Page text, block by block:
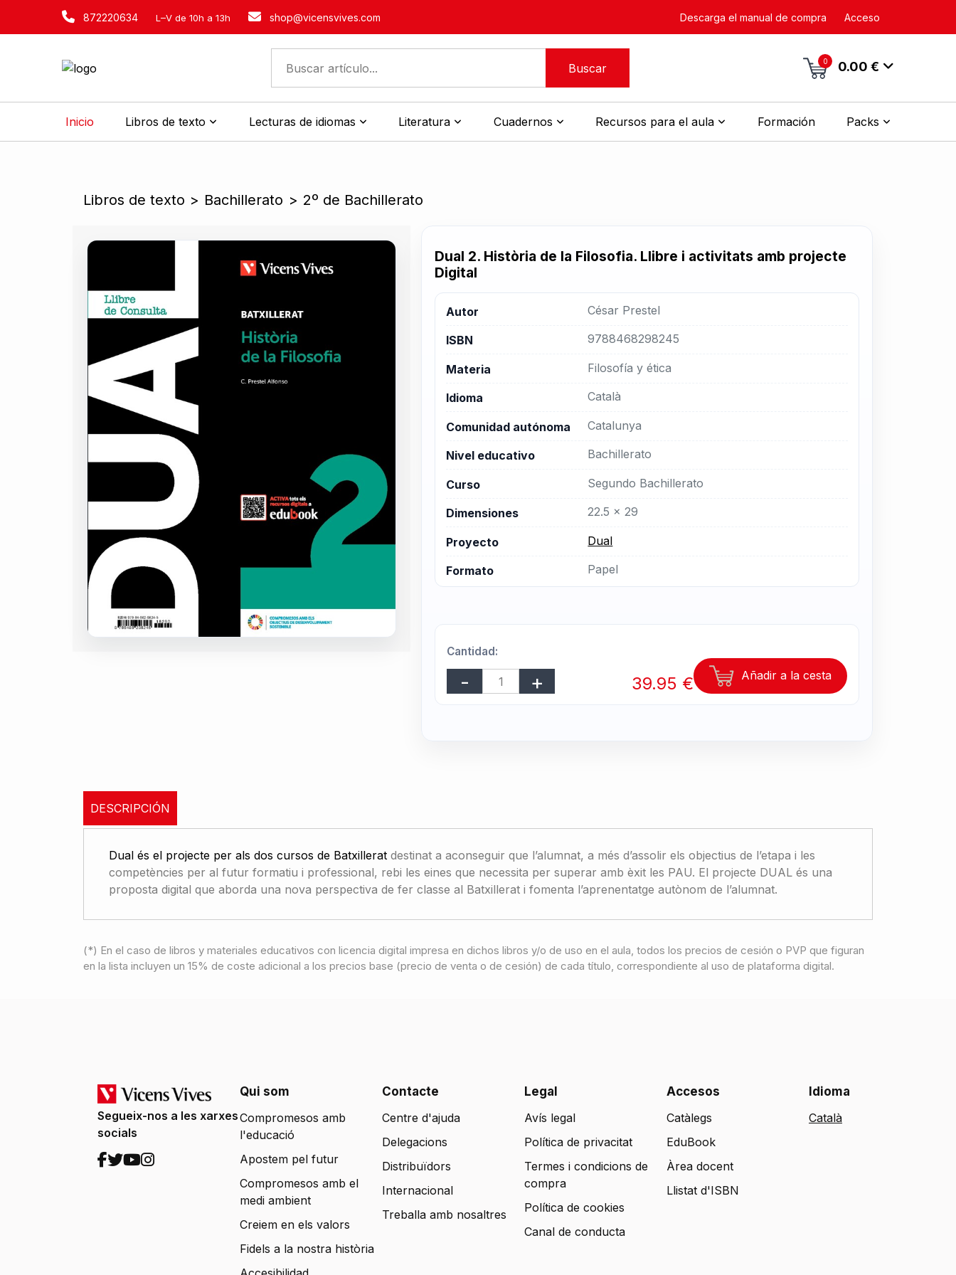
872220634 L–V de 10h a 13h shop@vicensvives.com Descarga el manual de compra Acceso
Buscar 0 0.00 €
Inicio Libros de texto Lecturas de idiomas Literatura Cuadernos Recursos para el aula Formación Packs
Libros de texto > Bachillerato > 2º de Bachillerato
Dual 2. Història de la Filosofia. Llibre i activitats amb projecte
Digital
Autor César Prestel
ISBN 9788468298245
Materia Filosofía y ética
Idioma Català
Comunidad autónoma Catalunya
Nivel educativo Bachillerato
Curso Segundo Bachillerato
Dimensiones 22.5 x 29
Proyecto Dual
Formato Papel
Cantidad:
39.95 € Añadir a la cesta
DESCRIPCIÓN
Dual és el projecte per als dos cursos de Batxillerat destinat a aconseguir que l’alumnat, a més d’assolir els objectius de l’etapa i les
competències per al futur formatiu i professional, rebi les eines que necessita per superar amb èxit les PAU. El projecte DUAL és una
proposta digital que aborda una nova perspectiva de fer classe al Batxillerat i fomenta l’aprenentatge autònom de l’alumnat.
(*) En el caso de libros y materiales educativos con licencia digital impresa en dichos libros y/o de uso en el aula, todos los precios de cesión o PVP que figuran
en la lista incluyen un 15% de coste adicional a los precios base (precio de venta o de cesión) de cada título, correspondiente al uso de plataforma digital.
Segueix-nos a les xarxes
socials
Qui som
Compromesos amb
l'educació
Apostem pel futur
Compromesos amb el
medi ambient
Creiem en els valors
Fidels a la nostra història
Contacte
Centre d'ajuda
Delegacions
Distribuïdors
Internacional
Treballa amb nosaltres
Legal
Avís legal
Política de privacitat
Termes i condicions de
compra
Política de cookies
Canal de conducta
Accesos
Catàlegs
EduBook
Àrea docent
Llistat d'ISBN
Idioma